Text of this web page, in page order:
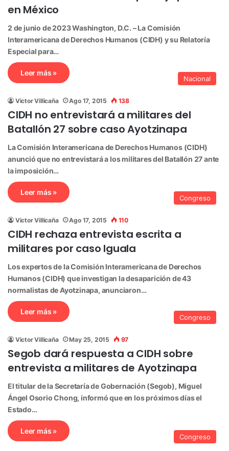
en México
2 de junio de 2023 Washington, D.C. – La Comisión
Interamericana de Derechos Humanos (CIDH) y su Relatoría
Especial para…
Leer más »
Nacional
Victor Villicaña Ago 17, 2015 138
CIDH no entrevistará a militares del
Batallón 27 sobre caso Ayotzinapa
La Comisión Interamericana de Derechos Humanos (CIDH)
anunció que no entrevistará a los militares del Batallón 27 ante
la imposición…
Leer más »
Congreso
Victor Villicaña Ago 17, 2015 110
CIDH rechaza entrevista escrita a
militares por caso Iguala
Los expertos de la Comisión Interamericana de Derechos
Humanos (CIDH) que investigan la desaparición de 43
normalistas de Ayotzinapa, anunciaron…
Leer más »
Congreso
Victor Villicaña May 25, 2015 97
Segob dará respuesta a CIDH sobre
entrevista a militares de Ayotzinapa
El titular de la Secretaría de Gobernación (Segob), Miguel
Ángel Osorio Chong, informó que en los próximos días el
Estado…
Leer más »
Congreso